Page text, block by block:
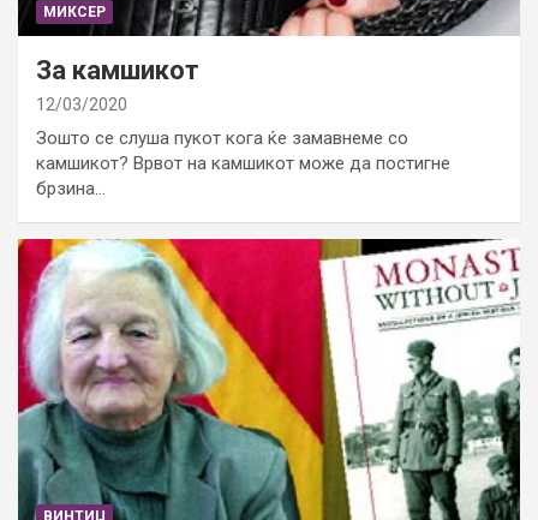
МИКСЕР
За камшикот
12/03/2020
Зошто се слуша пукот кога ќе замавнеме со
камшикот? Врвот на камшикот може да постигне
брзина…
ВИНТИЏ